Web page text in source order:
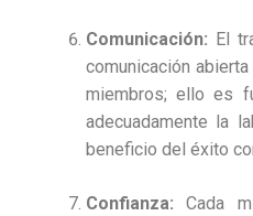
Comunicación: El
comunicación
miembros; ello es
adecuadamente la
beneficio del éxito
Confianza: Cada